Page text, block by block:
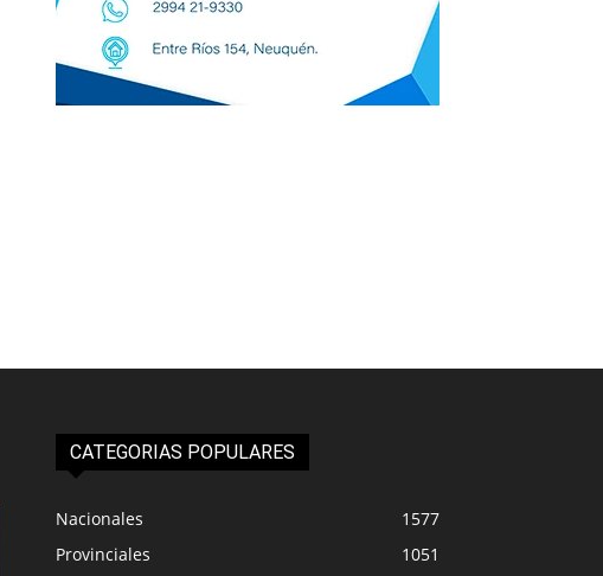
CATEGORIAS POPULARES
Nacionales
1577
Provinciales
1051